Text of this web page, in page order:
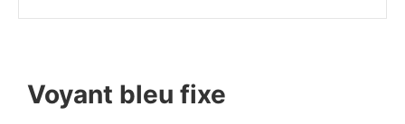
Voyant bleu fixe